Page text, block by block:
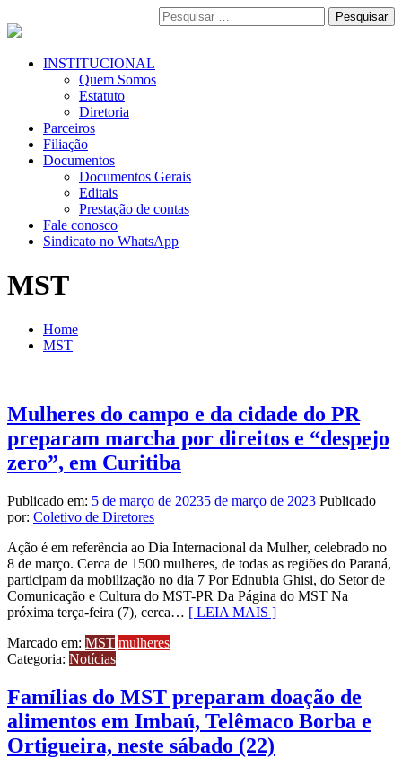
para
conteúdo
Pesquisar
por:
Menu
INSTITUCIONAL
Quem Somos
Estatuto
Diretoria
Parceiros
Filiação
Documentos
Documentos Gerais
Editais
Prestação de contas
Fale conosco
Sindicato no WhatsApp
MST
Home
MST
Mulheres do campo e da cidade do PR
preparam marcha por direitos e “despejo
zero”, em Curitiba
Publicado em: 5 de março de 20235 de março de 2023 Publicado
por: Coletivo de Diretores
Ação é em referência ao Dia Internacional da Mulher, celebrado no
8 de março. Cerca de 1500 mulheres, de todas as regiões do Paraná,
participam da mobilização no dia 7 Por Ednubia Ghisi, do Setor de
Comunicação e Cultura do MST-PR Da Página do MST Na
próxima terça-feira (7), cerca… [ LEIA MAIS ]
Marcado em: MST mulheres
Categoria: Notícias
Famílias do MST preparam doação de
alimentos em Imbaú, Telêmaco Borba e
Ortigueira, neste sábado (22)